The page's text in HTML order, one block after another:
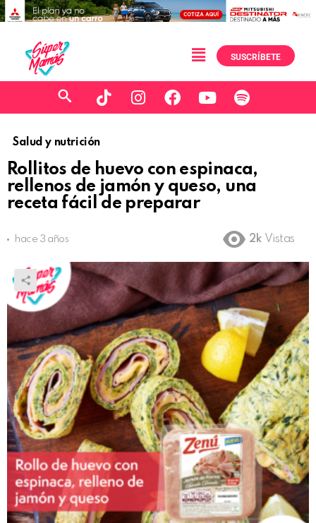
SUSCRÍBETE
Salud y nutrición
Rollitos de huevo con espinaca,
rellenos de jamón y queso, una
receta fácil de preparar
hace 3 años 2k Vistas